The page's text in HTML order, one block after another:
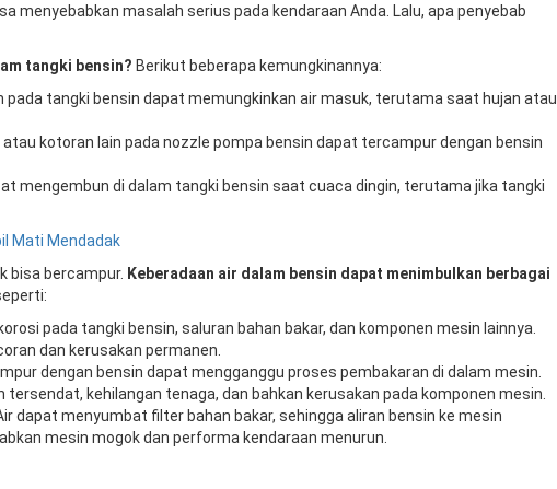
menyebabkan masalah serius pada kendaraan Anda. Lalu, apa penyebab
tangki bensin? Berikut beberapa kemungkinannya:
pada tangki bensin dapat memungkinkan air masuk, terutama saat hujan atau
atau kotoran lain pada nozzle pompa bensin dapat tercampur dengan bensin
mengembun di dalam tangki bensin saat cuaca dingin, terutama jika tangki
Mati Mendadak
bisa bercampur. Keberadaan air dalam bensin dapat menimbulkan berbagai
pada tangki bensin, saluran bahan bakar, dan komponen mesin lainnya.
dan kerusakan permanen.
dengan bensin dapat mengganggu proses pembakaran di dalam mesin.
tersendat, kehilangan tenaga, dan bahkan kerusakan pada komponen mesin.
dapat menyumbat filter bahan bakar, sehingga aliran bensin ke mesin
mesin mogok dan performa kendaraan menurun.